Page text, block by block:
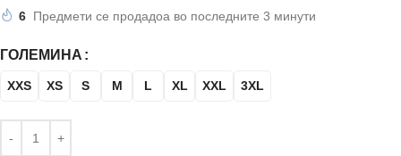
6 Предмети се продадоа во последните 3 минути
ГОЛЕМИНА
XXS XS S M L XL XXL 3XL